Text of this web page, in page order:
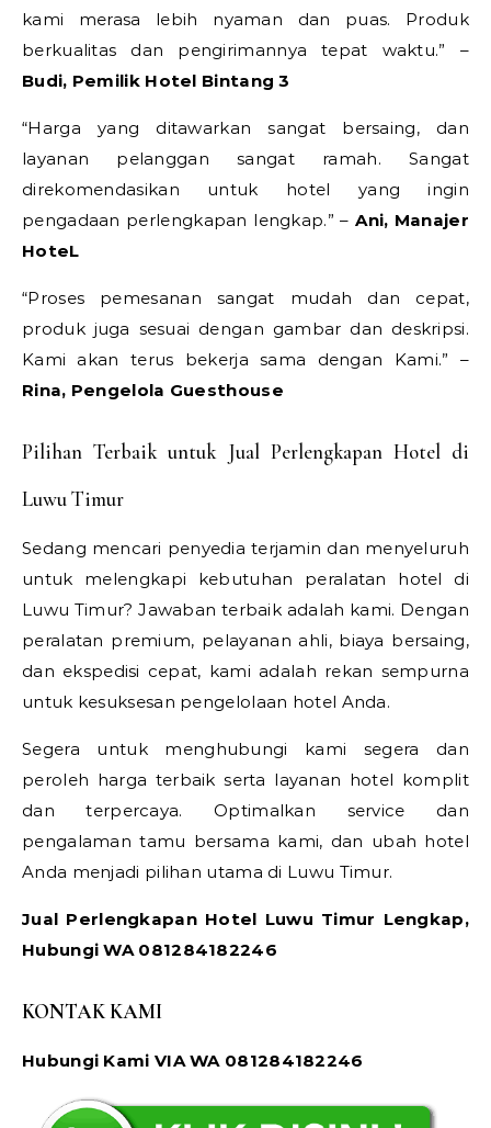
kami merasa lebih nyaman dan puas. Produk
berkualitas dan pengirimannya tepat waktu.” –
Budi, Pemilik Hotel Bintang 3
“Harga yang ditawarkan sangat bersaing, dan
layanan pelanggan sangat ramah. Sangat
direkomendasikan untuk hotel yang ingin
pengadaan perlengkapan lengkap.” –Ani, Manajer
HoteL
“Proses pemesanan sangat mudah dan cepat,
produk juga sesuai dengan gambar dan deskripsi.
Kami akan terus bekerja sama dengan Kami.” –
Rina, Pengelola Guesthouse
Pilihan Terbaik untuk Jual Perlengkapan Hotel di
Luwu Timur
Sedang mencari penyedia terjamin dan menyeluruh
untuk melengkapi kebutuhan peralatan hotel di
Luwu Timur? Jawaban terbaik adalah kami. Dengan
peralatan premium, pelayanan ahli, biaya bersaing,
dan ekspedisi cepat, kami adalah rekan sempurna
untuk kesuksesan pengelolaan hotel Anda.
Segera untuk menghubungi kami segera dan
peroleh harga terbaik serta layanan hotel komplit
dan terpercaya. Optimalkan service dan
pengalaman tamu bersama kami, dan ubah hotel
Anda menjadi pilihan utama di Luwu Timur.
Jual Perlengkapan Hotel Luwu Timur Lengkap,
Hubungi WA 081284182246
KONTAK KAMI
Hubungi Kami VIA WA 081284182246